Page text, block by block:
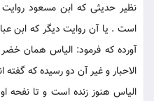
نظير حديثى كه ابن مسعود
است . يا آن روايت ديگر كه ابن
آورده كه فرمود: الياس همان
الاحبار و غير آن دو رسيده كه گفته
الياس هنوز زنده است و تا نفحه